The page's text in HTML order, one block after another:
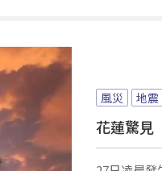
風災 地震
花蓮驚見